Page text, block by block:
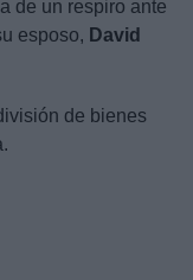
de un respiro ante
esposo, David
de bienes